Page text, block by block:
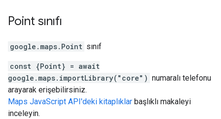
Point sınıfı
google.maps. Point sınıf
const {Point} = await
google.maps.importLibrary("core") numaralı telefonu
arayarak erişebilirsiniz.
Maps JavaScript API'deki kitaplıklar başlıklı makaleyi
inceleyin.